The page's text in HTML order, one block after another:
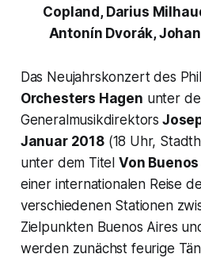
Copland, Darius
Antonín Dvorák,
Das Neujahrskonzert des
Orchesters Hagen unter
Generalmusikdirektors
Januar 2018(18 Uhr,
unter dem Titel Von
einer internationalen Reise
verschiedenen Stationen
Zielpunkten Buenos Aires
werden zunächst feurige